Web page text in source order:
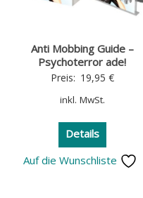
Anti Mobbing Guide –
Psychoterror ade!
Preis: 19,95 €
inkl. MwSt.
Details
Auf die Wunschliste